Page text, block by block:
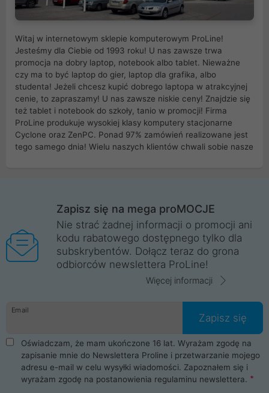
Witaj w internetowym sklepie komputerowym ProLine!
Jesteśmy dla Ciebie od 1993 roku! U nas zawsze trwa
promocja na dobry laptop, notebook albo tablet. Nieważne
czy ma to być laptop do gier, laptop dla grafika, albo
studenta! Jeżeli chcesz kupić dobrego laptopa w atrakcyjnej
cenie, to zapraszamy! U nas zawsze niskie ceny! Znajdzie się
też tablet i notebook do szkoły, tanio w promocji! Firma
ProLine produkuje wysokiej klasy komputery stacjonarne
Cyclone oraz ZenPC. Ponad 97% zamówień realizowane jest
tego samego dnia! Wielu naszych klientów chwali sobie nasze
Wrocław, Poznań, Legnica, Katowice, Gliwice, Kalisz, Bytom,
Trzebnica, Opole. Szybka i profesjonalna obsługa!
ProLine to polska firma ze 100% polskim kapitałem. Działamy
legalnie i płacimy podatki w naszym kraju! Posiadamy siedzibę
główną w Mirkowie oraz salony na terenie kraju. Cała
komunikacja ze sklepem komputerowym ProLine jest
danych osobowych. Dlatego zakup notebooka albo laptopa w
ProLine to czysta przyjemność i pełne bezpieczeństwo.
Zaopatrzysz się u nas w akcesoria i części komputerowe
takie jak procesory, karty graficzne, płyty główne, pamięci,
dyski SSD, M.2 oraz HDD. Nasi pracownicy pomogą Ci wybrać
najlepszy zasilacz komputerowy oraz obudowę do komputera.
Poza komputerami mamy również najlepsze na rynku
Smartfony takich producentów jak Xiaomi, Apple, Samsung i
Zapisz się na mega proMOCJE
Nie strać żadnej informacji o promocji ani
kodu rabatowego dostępnego tylko dla
subskrybentów. Dołącz teraz do grona
odbiorców newslettera ProLine!
Więcej informacji
Email
Zapisz się
Oświadczam, że mam ukończone 16 lat. Wyrażam zgodę na
zapisanie mnie do Newslettera Proline i przetwarzanie mojego
adresu e-mail w celu wysyłki wiadomości. Zapoznałem się i
wyrażam zgodę na postanowienia regulaminu newslettera.